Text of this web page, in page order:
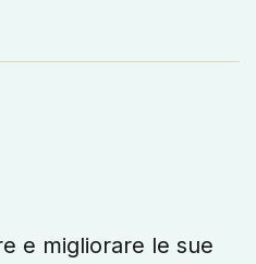
e migliorare le sue